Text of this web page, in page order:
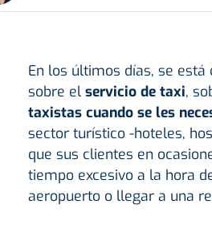
En los últimos días, se
sobre el servicio de taxi,
taxistas cuando se les
sector turístico -hoteles,
que sus clientes en
tiempo excesivo a la hora
aeropuerto o llegar a una